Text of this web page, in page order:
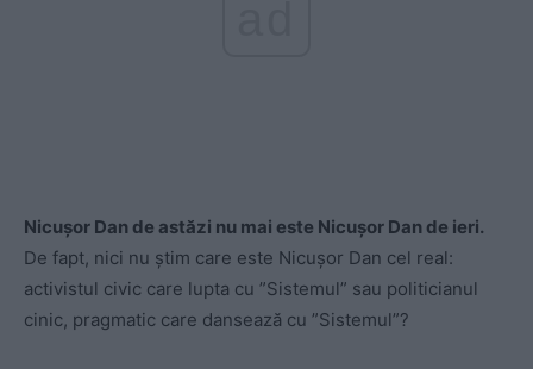
Nicușor Dan de astăzi nu mai este Nicușor Dan de ieri.
De fapt, nici nu știm care este Nicușor Dan cel real:
activistul civic care lupta cu ”Sistemul” sau politicianul
cinic, pragmatic care dansează cu ”Sistemul”?